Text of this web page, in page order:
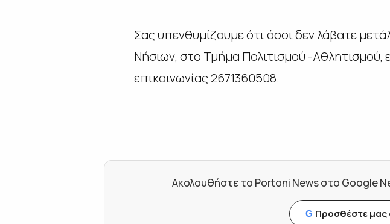
Σας υπενθυμίζουμε ότι όσοι δεν λάβατε
Νήσιων, στο Τμήμα Πολιτισμού -Αθλητισμού,
επικοινωνίας 2671360508.
Ακολουθήστε το Portoni News στο Google
G Προσθέστε μας